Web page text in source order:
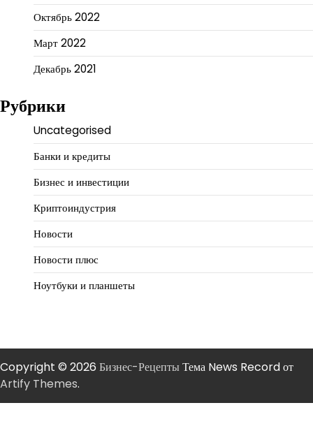
Октябрь 2022
Март 2022
Декабрь 2021
Рубрики
Uncategorised
Банки и кредиты
Бизнес и инвестиции
Криптоиндустрия
Новости
Новости плюс
Ноутбуки и планшеты
Copyright © 2026 Бизнес-РецептыТема News Record от
Artify Themes.